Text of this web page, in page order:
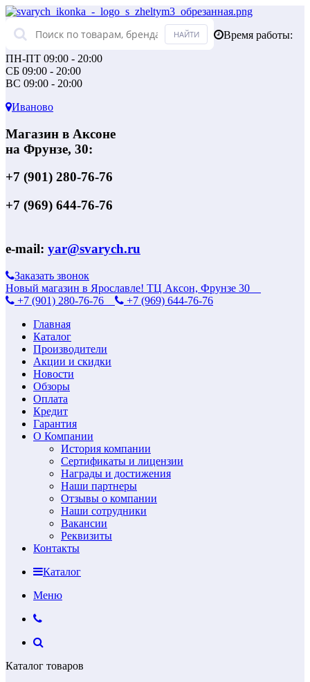
Время работы:
ПН-ПТ 09:00 - 20:00
СБ 09:00 - 20:00
ВС 09:00 - 20:00
Иваново
Магазин в Аксоне
на Фрунзе, 30:
+7 (901) 280-76-76
+7 (969) 644-76-76
e-mail: yar@svarych.ru
Заказать звонок
Новый магазин в Ярославле! ТЦ Аксон, Фрунзе 30
+7 (901) 280-76-76
+7 (969) 644-76-76
Главная
Каталог
Производители
Акции и скидки
Новости
Обзоры
Оплата
Кредит
Гарантия
О Компании
История компании
Сертификаты и лицензии
Награды и достижения
Наши партнеры
Отзывы о компании
Наши сотрудники
Вакансии
Реквизиты
Контакты
Каталог
Меню
Каталог товаров